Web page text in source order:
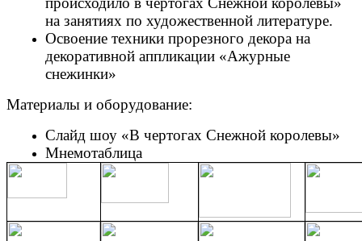
на занятиях по художественной литературе.
Освоение техники прорезного декора на
декоративной аппликации «Ажурные
снежинки»
Материалы и оборудование:
Слайд шоу «В чертогах Снежной королевы»
Мнемотаблица